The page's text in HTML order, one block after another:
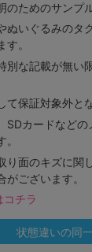
のためのサンプ
ぬいぐるみのタ
。
別な記載が無い
て保証対象外と
SDカードなど
り面のキズに関
がございます。
チラ
状態違いの同